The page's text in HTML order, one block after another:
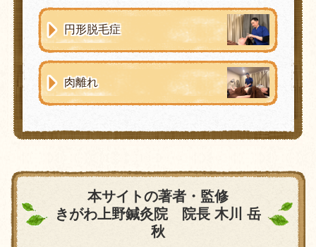
円形脱毛症
肉離れ
本サイトの著者・監修
きがわ上野鍼灸院 院長 木川 岳
秋